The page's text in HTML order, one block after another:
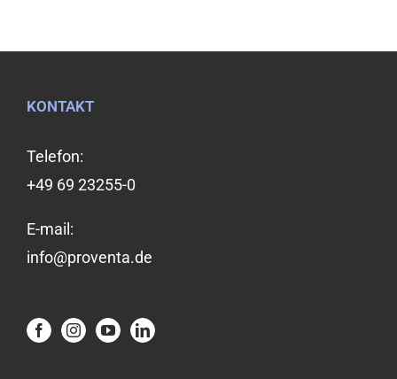
KONTAKT
Telefon:
+49 69 23255-0
E-mail:
info@proventa.de